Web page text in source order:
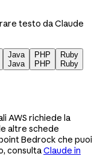
testo da Claude
Java
Java
PHP
PHP
Ruby
Ruby
AWS richiede la
altre schede
Bedrock che puoi
consultaClaude in